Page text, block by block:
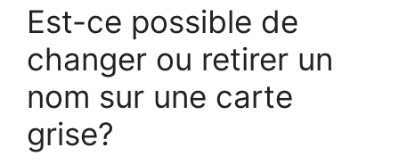
Est-ce possible de
changer ou retirer un
nom sur une carte
grise?